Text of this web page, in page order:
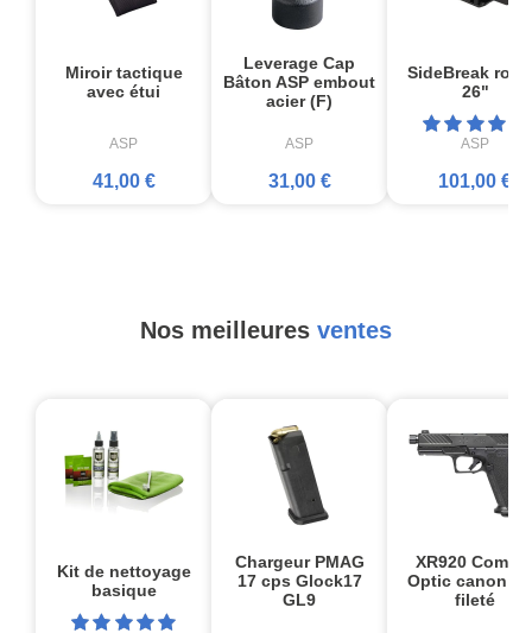
Miroir tactique
avec étui
ASP
41,00 €
Leverage Cap
Bâton ASP embout
acier (F)
ASP
31,00 €
SideBreak
26"
ASP
101,00 €
Nos meilleures ventes
Kit de nettoyage
basique
Chargeur PMAG
17 cps Glock17
GL9
XR920
Optic canon
fileté